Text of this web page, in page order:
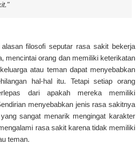
filosofi seputar rasa sakit bekerja
mencintai orang dan memiliki keterikatan
atau teman dapat menyebabkan
hal-hal itu. Tetapi setiap orang
dari apakah mereka memiliki
menyebabkan jenis rasa sakitnya
sangat menarik mengingat karakter
rasa sakit karena tidak memiliki
teman.